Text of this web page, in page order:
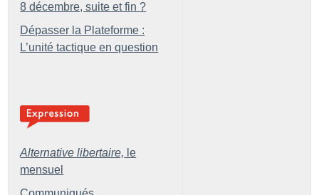
8 décembre, suite et fin ?
Dépasser la Plateforme :
L’unité tactique en question
Alternative libertaire, le
mensuel